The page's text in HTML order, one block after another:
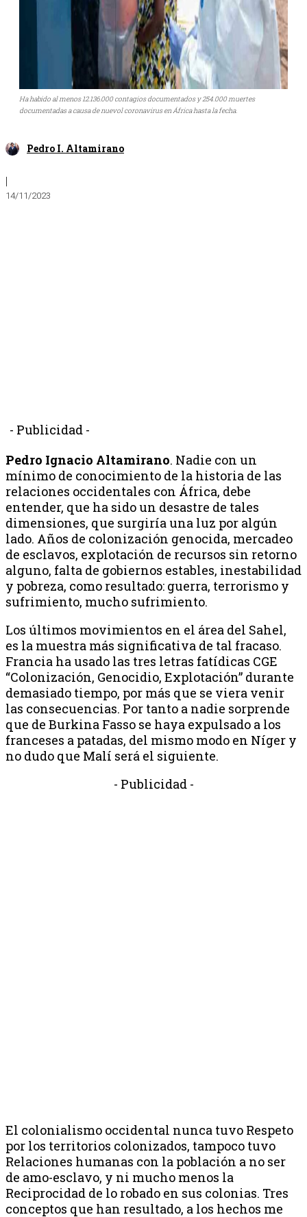
Ha habido al menos 12.136.000 contagios documentados y 254.000 muertes
documentadas a causa de nuevol coronavirus en África hasta la fecha.
Pedro I. Altamirano
|
14/11/2023
- Publicidad -
Pedro Ignacio Altamirano. Nadie con un
mínimo de conocimiento de la historia de las
relaciones occidentales con África, debe
entender, que ha sido un desastre de tales
dimensiones, que surgiría una luz por algún
lado. Años de colonización genocida, mercadeo
de esclavos, explotación de recursos sin retorno
alguno, falta de gobiernos estables, inestabilidad
y pobreza, como resultado: guerra, terrorismo y
sufrimiento, mucho sufrimiento.
Los últimos movimientos en el área del Sahel,
es la muestra más significativa de tal fracaso.
Francia ha usado las tres letras fatídicas CGE
“Colonización, Genocidio, Explotación” durante
demasiado tiempo, por más que se viera venir
las consecuencias. Por tanto a nadie sorprende
que de Burkina Fasso se haya expulsado a los
franceses a patadas, del mismo modo en Níger y
no dudo que Malí será el siguiente.
- Publicidad -
El colonialismo occidental nunca tuvo Respeto
por los territorios colonizados, tampoco tuvo
Relaciones humanas con la población a no ser
de amo-esclavo, y ni mucho menos la
Reciprocidad de lo robado en sus colonias. Tres
conceptos que han resultado, a los hechos me